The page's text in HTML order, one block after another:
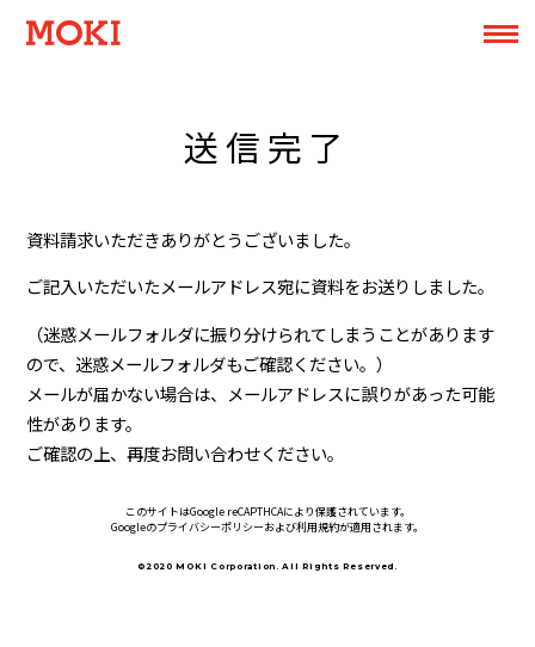
送信完了
資料請求いただきありがとうございました。
ご記入いただいたメールアドレス宛に資料をお送りしました。
（迷惑メールフォルダに振り分けられてしまうことがあります
ので、迷惑メールフォルダもご確認ください。）
メールが届かない場合は、メールアドレスに誤りがあった可能
性があります。
ご確認の上、再度お問い合わせください。
このサイトはGoogle reCAPTHCAにより保護されています。
Googleのプライバシーポリシーおよび利用規約が適用されます。
©2020 MOKI Corporation. All Rights Reserved.